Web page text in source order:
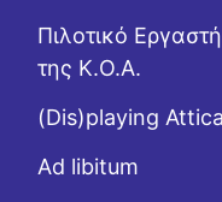
Πιλοτικό
της Κ.Ο.Α.
(Dis)playing Attica
Ad libitum